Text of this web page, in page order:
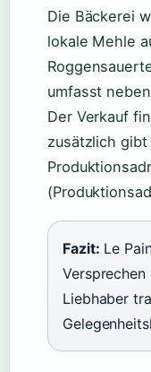
Die Bäckerei
lokale Mehle
umfasst
Der Verkauf
zusätzlich gibt
Fazit: Le
Liebhaber